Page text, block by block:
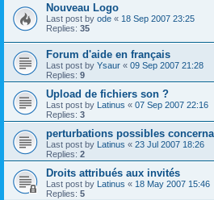
Nouveau Logo
Last post by ode « 18 Sep 2007 23:25
Replies: 35
Forum d'aide en français
Last post by Ysaur « 09 Sep 2007 21:28
Replies: 9
Upload de fichiers son ?
Last post by Latinus « 07 Sep 2007 22:16
Replies: 3
perturbations possibles
Last post by Latinus « 23 Jul 2007 18:26
Replies: 2
Droits attribués aux invités
Last post by Latinus « 18 May 2007 15:46
Replies: 5